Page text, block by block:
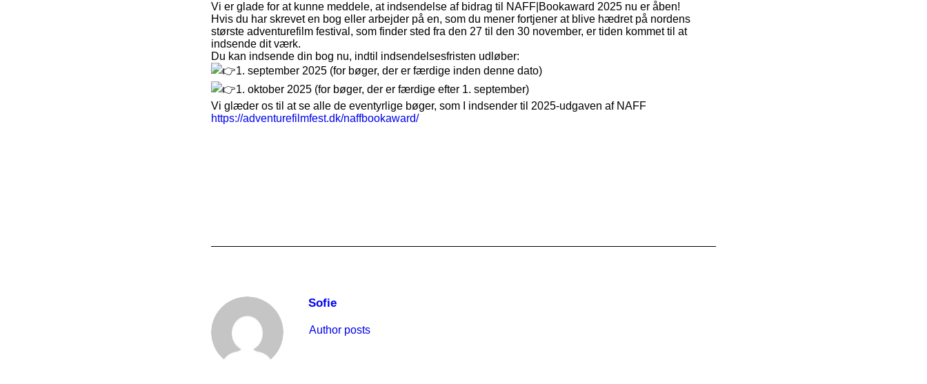
Vi er glade for at kunne meddele, at indsendelse af bidrag til NAFF|Bookaward 2025 nu er åben!
Hvis du har skrevet en bog eller arbejder på en, som du mener fortjener at blive hædret på nordens
største adventurefilm festival, som finder sted fra den 27 til den 30 november, er tiden kommet til at
indsende dit værk.
Du kan indsende din bog nu, indtil indsendelsesfristen udløber:
1. september 2025 (for bøger, der er færdige inden denne dato)
1. oktober 2025 (for bøger, der er færdige efter 1. september)
Vi glæder os til at se alle de eventyrlige bøger, som I indsender til 2025-udgaven af ​​NAFF
https://adventurefilmfest.dk/naffbookaward/
Sofie
Author posts